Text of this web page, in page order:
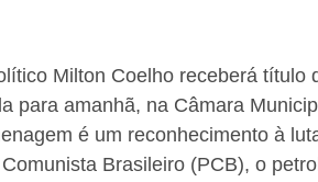
Milton Coelho receberá título
para amanhã, na Câmara
é um reconhecimento à
Brasileiro (PCB), o